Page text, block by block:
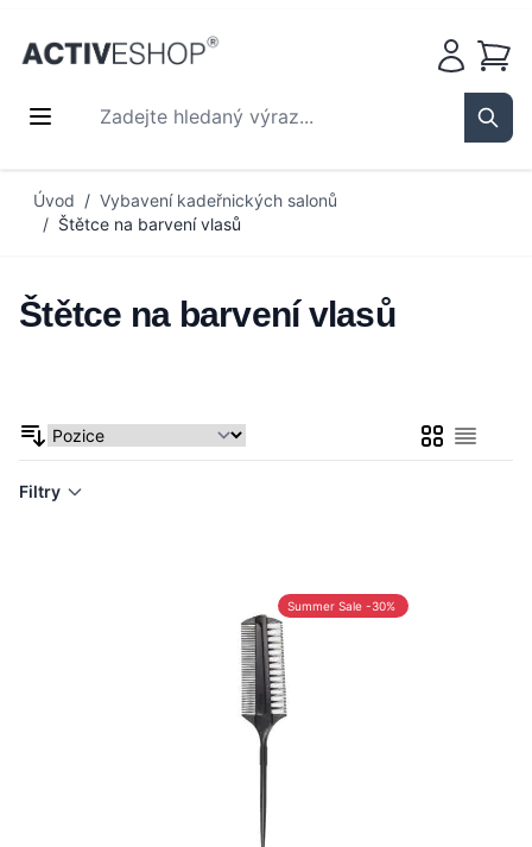
Zadejte hledaný výraz...
Košík
Úvod / Vybavení kadeřnických salonů
/ Štětce na barvení vlasů
Štětce na barvení vlasů
MřížkaSeznam
Filtry
Summer Sale -30%